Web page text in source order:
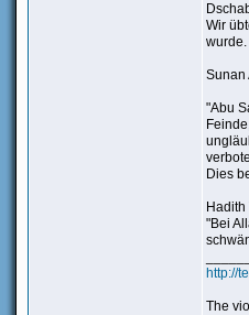
Wir
wurde.
Sunan
"Abu
Dies
Hadith
"Bei
http://
The